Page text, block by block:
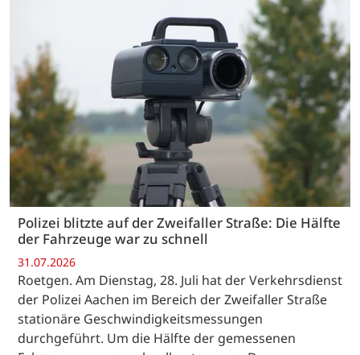
Polizei blitzte auf der Zweifaller Straße: Die Hälfte
der Fahrzeuge war zu schnell
31.07.2026
Roetgen. Am Dienstag, 28. Juli hat der Verkehrsdienst
der Polizei Aachen im Bereich der Zweifaller Straße
stationäre Geschwindigkeitsmessungen
durchgeführt. Um die Hälfte der gemessenen